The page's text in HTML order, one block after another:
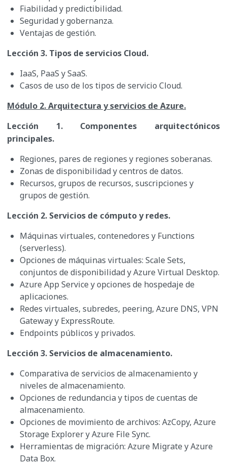
Fiabilidad y predictibilidad.
Seguridad y gobernanza.
Ventajas de gestión.
Lección 3. Tipos de servicios Cloud.
IaaS, PaaS y SaaS.
Casos de uso de los tipos de servicio Cloud.
Módulo 2. Arquitectura y servicios de Azure.
Lección 1. Componentes arquitectónicos
principales.
Regiones, pares de regiones y regiones soberanas.
Zonas de disponibilidad y centros de datos.
Recursos, grupos de recursos, suscripciones y
grupos de gestión.
Lección 2. Servicios de cómputo y redes.
Máquinas virtuales, contenedores y Functions
(serverless).
Opciones de máquinas virtuales: Scale Sets,
conjuntos de disponibilidad y Azure Virtual Desktop.
Azure App Service y opciones de hospedaje de
aplicaciones.
Redes virtuales, subredes, peering, Azure DNS, VPN
Gateway y ExpressRoute.
Endpoints públicos y privados.
Lección 3. Servicios de almacenamiento.
Comparativa de servicios de almacenamiento y
niveles de almacenamiento.
Opciones de redundancia y tipos de cuentas de
almacenamiento.
Opciones de movimiento de archivos: AzCopy, Azure
Storage Explorer y Azure File Sync.
Herramientas de migración: Azure Migrate y Azure
Data Box.